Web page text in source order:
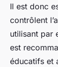
Il est donc
contrôlent
utilisant par
est
éducatifs et